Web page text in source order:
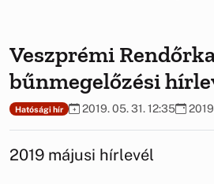
Veszprémi
bűnmegelőzési
Hatósági hír 2019. 05. 31. 12:35
2019 májusi hírlevél